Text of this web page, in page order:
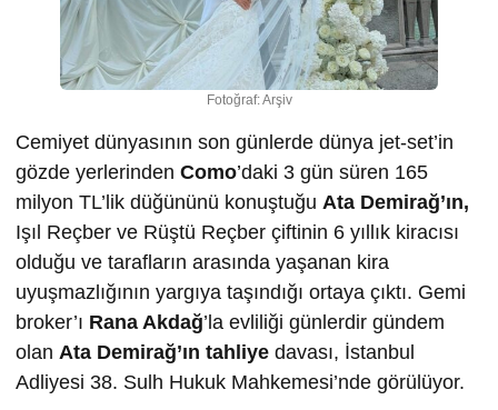
Fotoğraf: Arşiv
Cemiyet dünyasının son günlerde dünya jet-set’in
gözde yerlerinden Como’daki 3 gün süren 165
milyon TL’lik düğününü konuştuğu Ata Demirağ’ın,
Işıl Reçber ve Rüştü Reçber çiftinin 6 yıllık kiracısı
olduğu ve tarafların arasında yaşanan kira
uyuşmazlığının yargıya taşındığı ortaya çıktı. Gemi
broker’ı Rana Akdağ’la evliliği günlerdir gündem
olan Ata Demirağ’ın tahliye davası, İstanbul
Adliyesi 38. Sulh Hukuk Mahkemesi’nde görülüyor.